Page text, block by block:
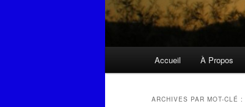
Accueil À Propos
ARCHIVES PAR MOT-CLÉ :